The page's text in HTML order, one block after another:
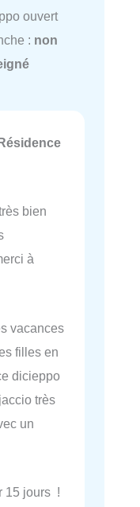
ouvert
: non
bien
à
vacances
filles en
dicieppo
très
un
15 jours !